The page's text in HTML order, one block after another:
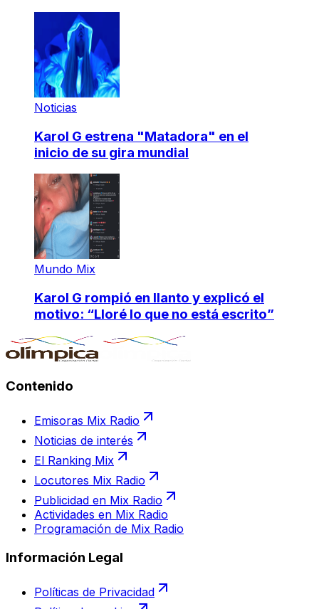
Noticias
Karol G estrena "Matadora" en el
inicio de su gira mundial
Mundo Mix
Karol G rompió en llanto y explicó el
motivo: “Lloré lo que no está escrito”
Contenido
Emisoras Mix Radio
Noticias de interés
El Ranking Mix
Locutores Mix Radio
Publicidad en Mix Radio
Actividades en Mix Radio
Programación de Mix Radio
Información Legal
Políticas de Privacidad